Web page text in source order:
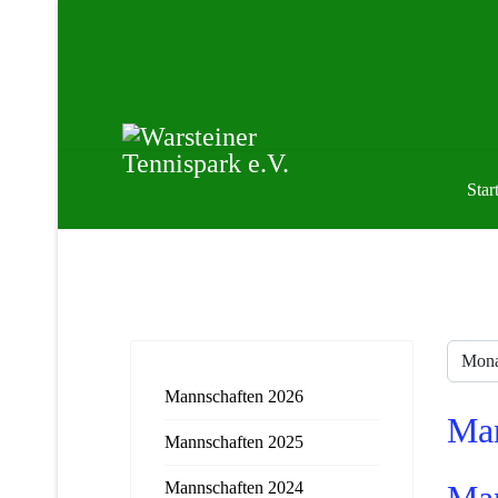
Mannschaften 2026
Mannschaften 2025
Mannschaften 2024
Monat